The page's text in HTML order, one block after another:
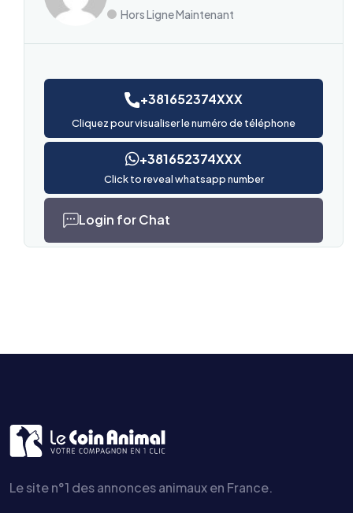
Hors Ligne Maintenant
+381652374XXX
Cliquez pour visualiser le numéro de téléphone
+381652374XXX
Click to reveal whatsapp number
Login for Chat
Le site n°1 des annonces animaux en France.